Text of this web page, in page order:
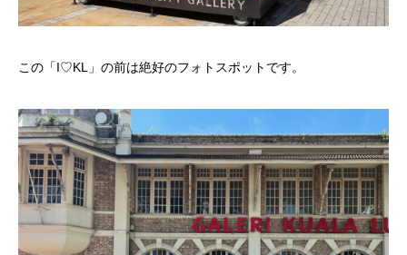
この「I♡KL」の前は絶好のフォトスポットです。